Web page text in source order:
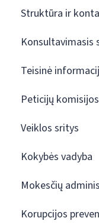
Struktūra ir
Konsultavimasis
Teisinė
Peticijų
Veiklos sritys
Kokybės vadyba
Mokesčių
Korupcijos